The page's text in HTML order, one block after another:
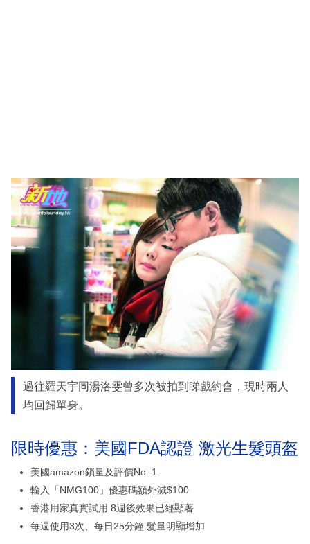
過往羅天宇同湯洛雯曾多次被拍到睇戲約會，現時兩人
均回歸單身。
限時優惠：美國FDA認證 激光生髮頭盔
美國amazon鎖量及評價No. 1
輸入「NMG100」優惠碼額外減$100
香港用家真實試用 8週後效果已經顯著
每週使用3次、每日25分鐘 髮量明顯增加